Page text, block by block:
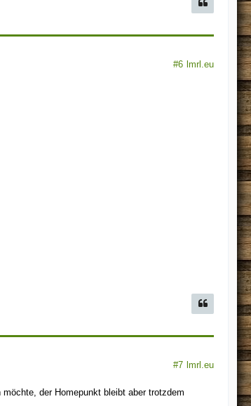
#6 lmrl.eu
#7 lmrl.eu
der Homepunkt bleibt aber trotzdem